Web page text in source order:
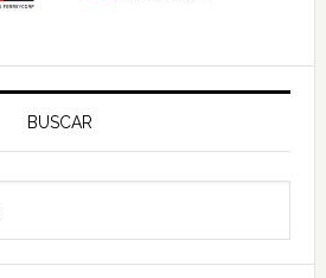
BUSCAR